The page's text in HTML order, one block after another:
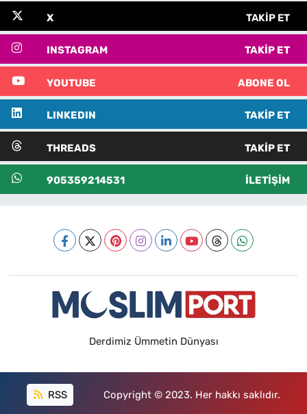
X TAKIP ET
INSTAGRAM TAKIP ET
YOUTUBE ABONE OL
LINKEDIN TAKIP ET
THREADS TAKIP ET
905359214531 İLETIŞIM
Derdimiz Ümmetin Dünyası
RSS Copyright © 2023. Her hakkı saklıdır.